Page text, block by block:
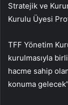
Stratejik ve
Kurulu Üyesi
TFF Yönetim
kurulmasıyla
hacme sahip
konuma gelecek”